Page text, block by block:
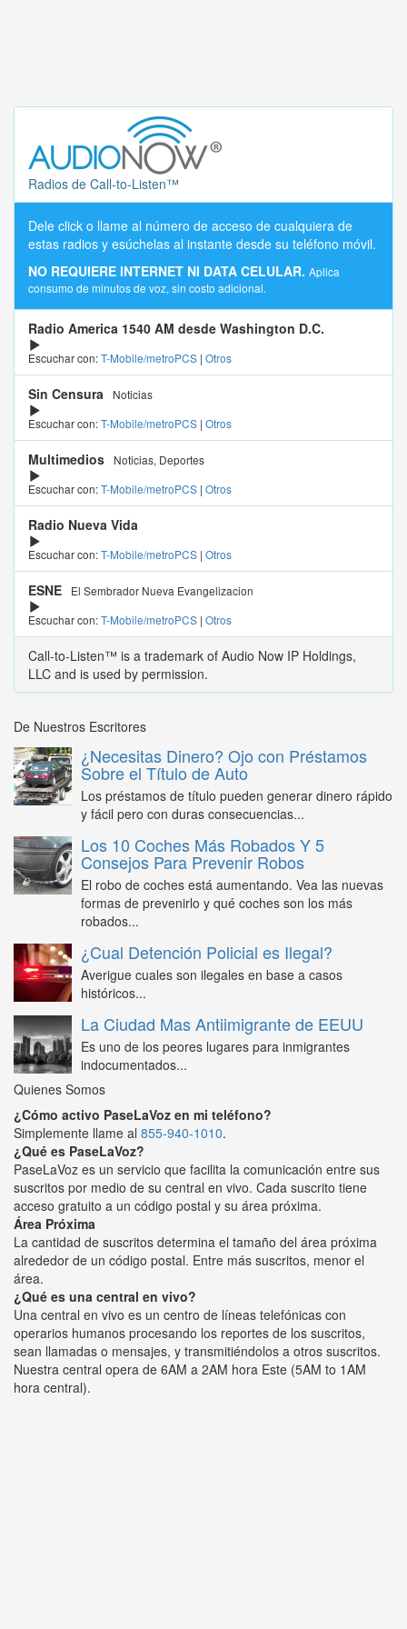
Radios de Call-to-Listen™
Dele click o llame al número de acceso de cualquiera de
estas radios y esúchelas al instante desde su teléfono móvil.
NO REQUIERE INTERNET NI DATA CELULAR. Aplica
consumo de minutos de voz, sin costo adicional.
Radio America 1540 AM desde Washington D.C.
Escuchar con:T-Mobile/metroPCS | Otros
Sin Censura
Noticias
Escuchar con:T-Mobile/metroPCS | Otros
Multimedios
Noticias, Deportes
Escuchar con:T-Mobile/metroPCS | Otros
Radio Nueva Vida
Escuchar con:T-Mobile/metroPCS | Otros
ESNE
El Sembrador Nueva Evangelizacion
Escuchar con:T-Mobile/metroPCS | Otros
Call-to-Listen™ is a trademark of Audio Now IP Holdings,
LLC and is used by permission.
De Nuestros Escritores
¿Necesitas Dinero? Ojo con Préstamos
Sobre el Título de Auto
Los préstamos de título pueden generar dinero rápido
y fácil pero con duras consecuencias...
Los 10 Coches Más Robados Y 5
Consejos Para Prevenir Robos
El robo de coches está aumentando. Vea las nuevas
formas de prevenirlo y qué coches son los más
robados...
¿Cual Detención Policial es Ilegal?
Averigue cuales son ilegales en base a casos
históricos...
La Ciudad Mas Antiimigrante de EEUU
Es uno de los peores lugares para inmigrantes
indocumentados...
Quienes Somos
¿Cómo activo PaseLaVoz en mi teléfono?
Simplemente llame al 855-940-1010.
¿Qué es PaseLaVoz?
PaseLaVoz es un servicio que facilita la comunicación entre sus
suscritos por medio de su central en vivo. Cada suscrito tiene
acceso gratuito a un código postal y su área próxima.
Área Próxima
La cantidad de suscritos determina el tamaño del área próxima
alrededor de un código postal. Entre más suscritos, menor el
área.
¿Qué es una central en vivo?
Una central en vivo es un centro de líneas telefónicas con
operarios humanos procesando los reportes de los suscritos,
sean llamadas o mensajes, y transmitiéndolos a otros suscritos.
Nuestra central opera de 6AM a 2AM hora Este (5AM to 1AM
hora central).